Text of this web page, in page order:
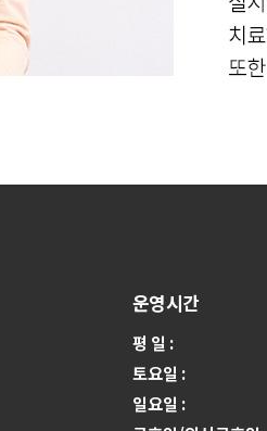
운영시간
평 일
토요일
일요일